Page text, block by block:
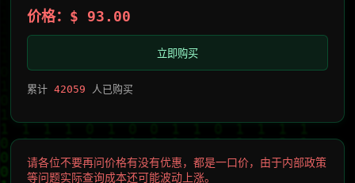
价格：$ 93.00
立即购买
累计42059 人已购买
请各位不要再问价格有没有优惠，都是一口价，由于内部政策
等问题实际查询成本还可能波动上涨。